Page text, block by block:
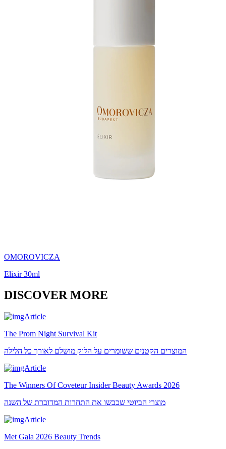
OMOROVICZA
Elixir 30ml
DISCOVER MORE
The Prom Night Survival Kit
המוצרים הקטנים ששומרים על הלוק מושלם לאורך כל הלילה
The Winners Of Coveteur Insider Beauty Awards 2026
מוצרי הביוטי שכבשו את התחרות המדוברת של השנה
Met Gala 2026 Beauty Trends